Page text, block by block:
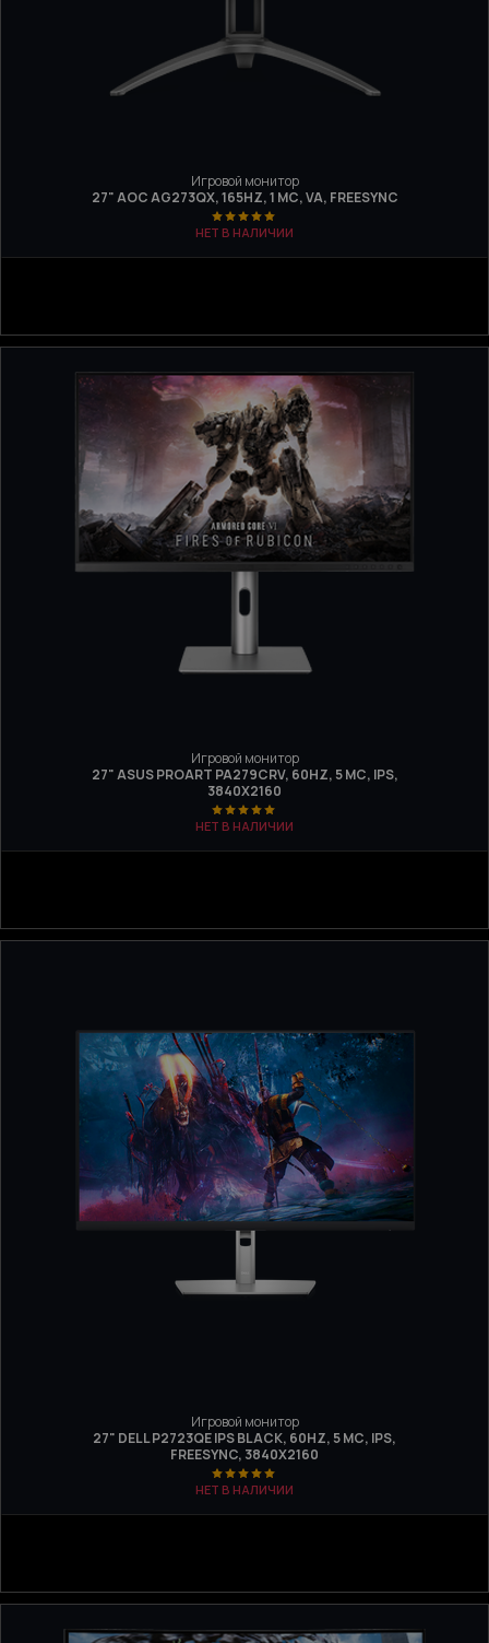
Игровой монитор
27" AOC AG273QX, 165HZ, 1 МС, VA, FREESYNC
НЕТ В НАЛИЧИИ
Игровой монитор
27" ASUS PROART PA279CRV, 60HZ, 5 МС, IPS,
3840X2160
НЕТ В НАЛИЧИИ
Игровой монитор
27" DELL P2723QE IPS BLACK, 60HZ, 5 МС, IPS,
FREESYNC, 3840Х2160
НЕТ В НАЛИЧИИ